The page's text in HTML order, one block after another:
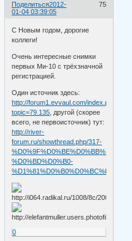
Поделиться 75
2012-
01-04 03:39:05
С Новым годом, дорогие
коллеги!
Очень интересные снимки
первых Ми-10 с трёхзначной
регистрацией.
Один источник здесь:
http://forum1.evvaul.com/index.php?
topic=79.135 , другой (скорее
всего, не первоисточник) тут:
http://river-
forum.ru/showthread.php/317-
%D0%BD%D0%B0-
0